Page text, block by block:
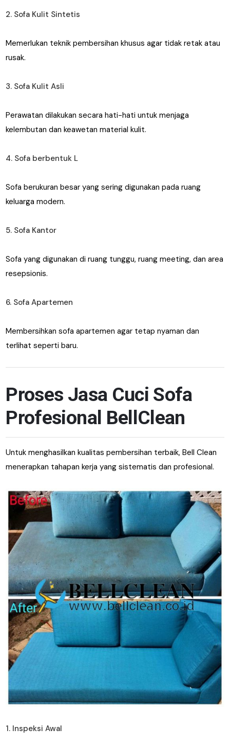
2. Sofa Kulit Sintetis
Memerlukan teknik pembersihan khusus agar tidak retak atau
rusak.
3. Sofa Kulit Asli
Perawatan dilakukan secara hati-hati untuk menjaga
kelembutan dan keawetan material kulit.
4. Sofa berbentuk L
Sofa berukuran besar yang sering digunakan pada ruang
keluarga modern.
5. Sofa Kantor
Sofa yang digunakan di ruang tunggu, ruang meeting, dan area
resepsionis.
6. Sofa Apartemen
Membersihkan sofa apartemen agar tetap nyaman dan
terlihat seperti baru.
Proses Jasa Cuci Sofa
Profesional BellClean
Untuk menghasilkan kualitas pembersihan terbaik, Bell Clean
menerapkan tahapan kerja yang sistematis dan profesional.
1. Inspeksi Awal